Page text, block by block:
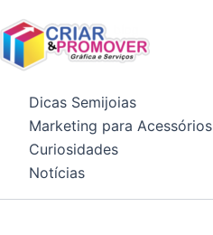
para
o
Dicas Semijoias
Marketing para Acessórios
Curiosidades
Notícias